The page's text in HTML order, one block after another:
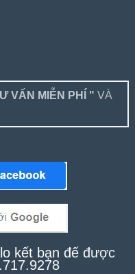
VẤN MIỄN PHÍ " VÀ
kết bạn để được